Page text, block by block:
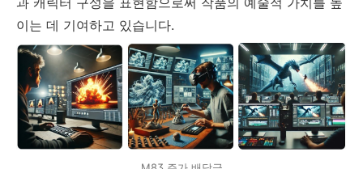
이는 데 기여하고 있습니다.